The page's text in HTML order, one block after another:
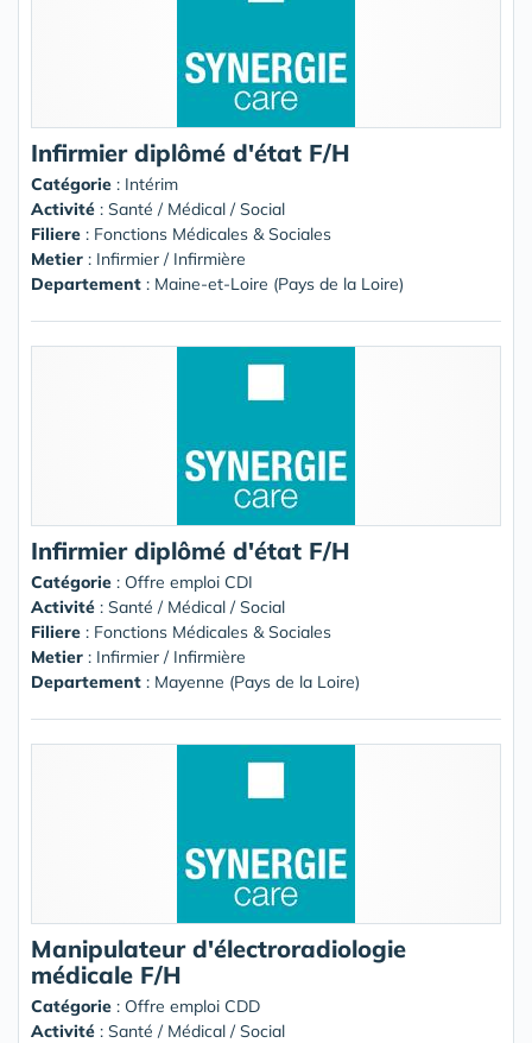
Infirmier diplômé d'état F/H
Catégorie : Intérim
Activité : Santé / Médical / Social
Filiere : Fonctions Médicales & Sociales
Metier : Infirmier / Infirmière
Departement : Maine-et-Loire (Pays de la Loire)
Infirmier diplômé d'état F/H
Catégorie : Offre emploi CDI
Activité : Santé / Médical / Social
Filiere : Fonctions Médicales & Sociales
Metier : Infirmier / Infirmière
Departement : Mayenne (Pays de la Loire)
Manipulateur d'électroradiologie
médicale F/H
Catégorie : Offre emploi CDD
Activité : Santé / Médical / Social